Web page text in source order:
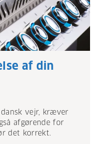
af din
vejr, kræver
afgørende for
det korrekt.